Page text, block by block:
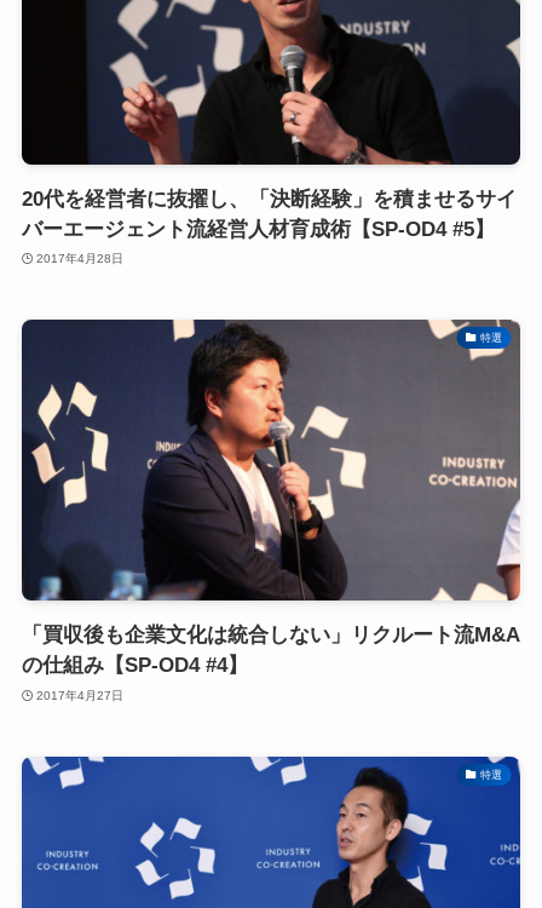
20代を経営者に抜擢し、「決断経験」を積ませるサイ
バーエージェント流経営人材育成術【SP-OD4 #5】
2017年4月28日
特選
「買収後も企業文化は統合しない」リクルート流M&A
の仕組み【SP-OD4 #4】
2017年4月27日
特選